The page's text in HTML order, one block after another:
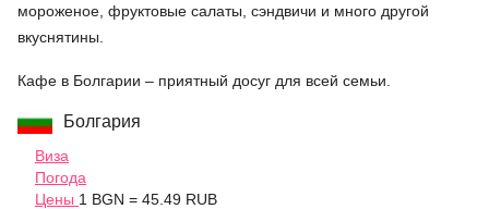
мороженое, фруктовые салаты, сэндвичи и много другой
вкуснятины.
Кафе в Болгарии – приятный досуг для всей семьи.
Болгария
Виза
Погода
Цены 1 BGN = 45.49 RUB